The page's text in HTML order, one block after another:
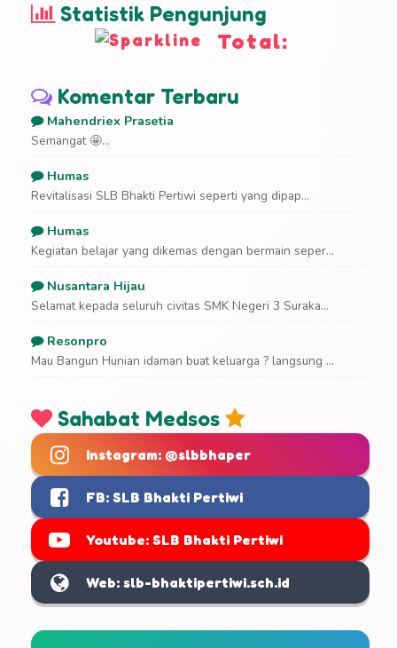
Statistik Pengunjung
Total:
Komentar Terbaru
Mahendriex Prasetia
Semangat 🤩...
Humas
Revitalisasi SLB Bhakti Pertiwi seperti yang dipap...
Humas
Kegiatan belajar yang dikemas dengan bermain seper...
Nusantara Hijau
Selamat kepada seluruh civitas SMK Negeri 3 Suraka...
Resonpro
Mau Bangun Hunian idaman buat keluarga ? langsung ...
Sahabat Medsos
Instagram: @slbbhaper
FB: SLB Bhakti Pertiwi
Youtube: SLB Bhakti Pertiwi
Web: slb-bhaktipertiwi.sch.id